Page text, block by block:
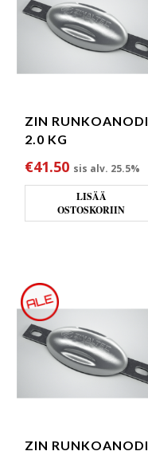
ZIN RUNKOANODI
2.0 KG
€41.50 sis alv. 25.5%
LISÄÄ
OSTOSKORIIN
ZIN RUNKOANODI